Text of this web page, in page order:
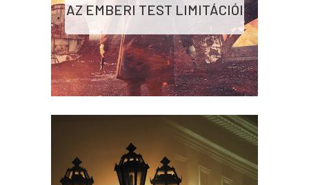
AZ EMBERI TEST LIMITÁCIÓI